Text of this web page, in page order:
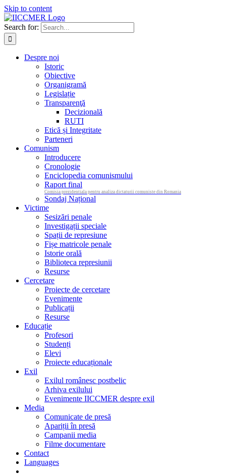
Skip to content
Search for:
Despre noi
Istoric
Obiective
Organigramă
Legislație
Transparenţă
Decizională
RUTI
Etică și Integritate
Parteneri
Comunism
Introducere
Cronologie
Enciclopedia comunismului
Raport final
Comisia prezidentiala pentru analiza dictaturii comuniste din Romania
Sondaj Național
Victime
Sesizări penale
Investigații speciale
Spații de represiune
Fișe matricole penale
Istorie orală
Biblioteca represiunii
Resurse
Cercetare
Proiecte de cercetare
Evenimente
Publicații
Resurse
Educație
Profesori
Studenți
Elevi
Proiecte educaționale
Exil
Exilul românesc postbelic
Arhiva exilului
Evenimente IICCMER despre exil
Media
Comunicate de presă
Apariții în presă
Campanii media
Filme documentare
Contact
Languages